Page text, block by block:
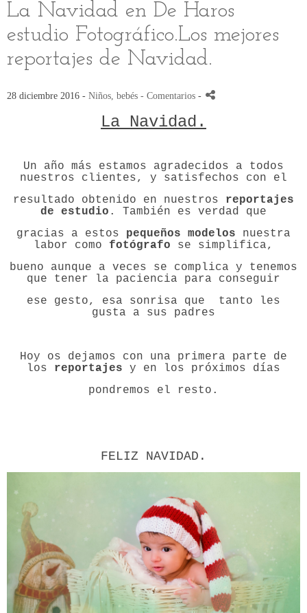
La Navidad en De Haros
estudio Fotográfico.Los mejores
reportajes de Navidad.
28 diciembre 2016 - Niños, bebés - Comentarios -
La Navidad.
Un año más estamos agradecidos a todos
nuestros clientes, y satisfechos con el
resultado obtenido en nuestros reportajes
de estudio . También es verdad que
gracias a estos pequeños modelos nuestra
labor como fotógrafo se simplifica,
bueno aunque a veces se complica y tenemos
que tener la paciencia para conseguir
ese gesto, esa sonrisa que tanto les
gusta a sus padres
Hoy os dejamos con una primera parte de
los reportajes y en los próximos días
pondremos el resto.
FELIZ NAVIDAD.